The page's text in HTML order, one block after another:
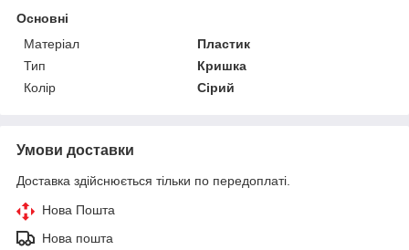
Основні
Матеріал
Пластик
Тип
Кришка
Колір
Сірий
Умови доставки
Доставка здійснюється тільки по передоплаті.
Нова Пошта
Нова пошта